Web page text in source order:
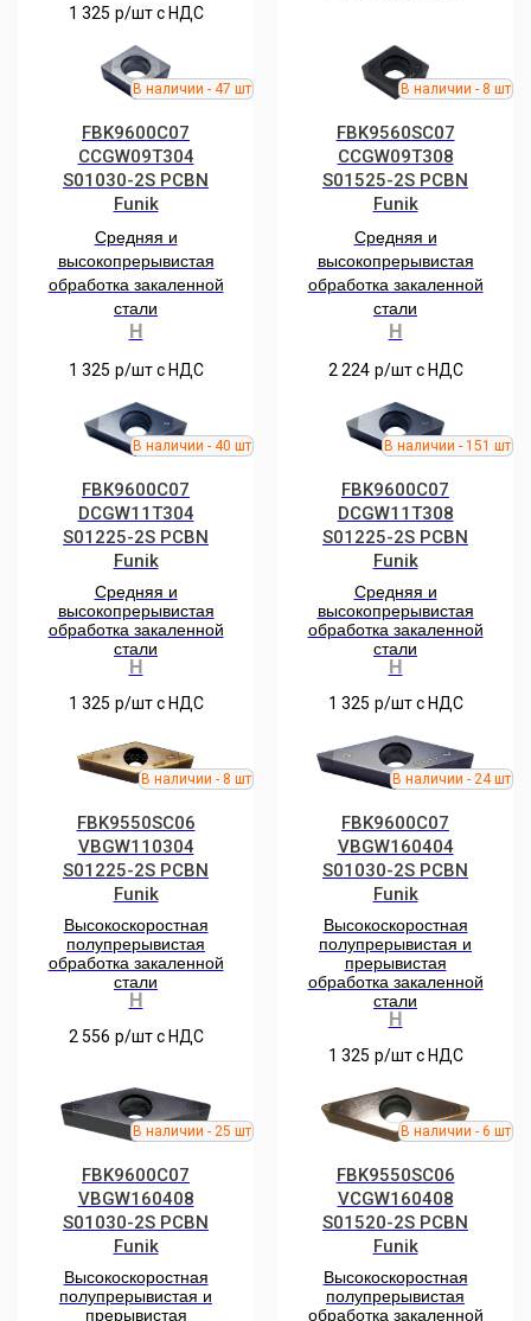
1 325 р/шт c НДС
FBK9600C07
CCGW09T304
S01030-2S РCBN
Funik
Средняя и
высокопрерывистая
обработка закаленной
стали
H
1 325 р/шт c НДС
FBK9560SC07
CCGW09T308
S01525-2S РCBN
Funik
Средняя и
высокопрерывистая
обработка закаленной
стали
H
2 224 р/шт c НДС
FBK9600C07
DCGW11T304
S01225-2S РCBN
Funik
Средняя и
высокопрерывистая
обработка закаленной
стали
H
1 325 р/шт c НДС
FBK9600C07
DCGW11T308
S01225-2S РCBN
Funik
Средняя и
высокопрерывистая
обработка закаленной
стали
H
1 325 р/шт c НДС
FBK9550SC06
VBGW110304
S01225-2S PCBN
Funik
Высокоскоростная
полупрерывистая
обработка закаленной
стали
H
2 556 р/шт c НДС
FBK9600C07
VBGW160404
S01030-2S PCBN
Funik
Высокоскоростная
полупрерывистая и
прерывистая
обработка закаленной
стали
H
1 325 р/шт c НДС
FBK9600C07
VBGW160408
S01030-2S PCBN
Funik
Высокоскоростная
полупрерывистая и
прерывистая
FBK9550SC06
VCGW160408
S01520-2S PCBN
Funik
Высокоскоростная
полупрерывистая
обработка закаленной